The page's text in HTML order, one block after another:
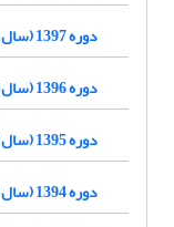
دوره 1397 (سال انتشار 1397)
دوره 1396 (سال انتشار 1397)
دوره 1395 (سال انتشار 1396)
دوره 1394 (سال انتشار 1395)